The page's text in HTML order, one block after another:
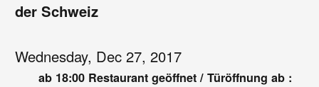
der Schweiz
Wednesday, Dec 27, 2017
ab 18:00 Restaurant geöffnet / Türöffnung ab :